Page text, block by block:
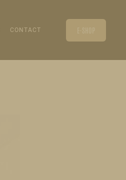
CONTACT